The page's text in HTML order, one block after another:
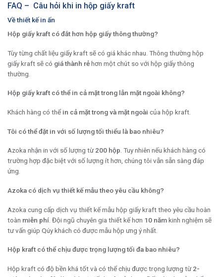
FAQ – Câu hỏi khi in hộp giấy kraft
Về thiết kế in ấn
Hộp giấy kraft có đắt hơn hộp giấy thông thường?
Tùy từng chất liệu giấy kraft sẽ có giá khác nhau. Thông thường hộp
giấy kraft sẽ có giá thành rẻhơn một chút so với hộp giấy thông
thường.
Hộp giấy kraft có thể in cả mặt trong lẫn mặt ngoài không?
Khách hàng có thểin cả mặt trong và mặt ngoài của hộp kraft.
Tôi có thể đặt in với số lượng tối thiểu là bao nhiêu?
Azoka nhận in với số lượng từ200 hộp. Tuy nhiên nếu khách hàng có
trường hợp đặc biệt với số lượng ít hơn, chúng tôi vẫn sẵn sàng đáp
ứng.
Azoka có dịch vụ thiết kế mẫu theo yêu cầu không?
Azoka cung cấp dịch vụ thiết kế mẫu hộp giấy kraft theo yêu cầu hoàn
toàn miễn phí . Đội ngũ chuyên gia thiết kế hơn 10 nămkinh nghiệm sẽ
tư vấn giúp Qúy khách có được mẫu hộp ưng ý nhất.
Hộp kraft có thể chịu được trọng lượng tối đa bao nhiêu?
Hộp kraft có độ bền khá tốt và có thể chịu được trọng lượng từ2-